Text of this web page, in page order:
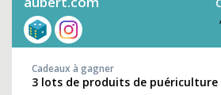
Cadeaux à gagner
3 lots de produits de puériculture